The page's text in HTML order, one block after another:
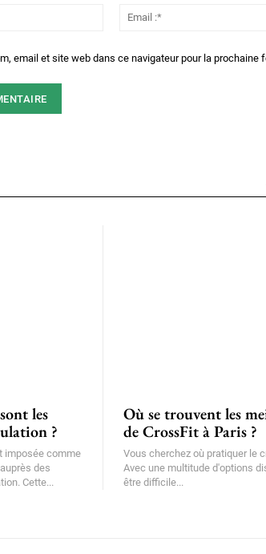
email et site web dans ce navigateur pour la prochaine
les
?
imposée comme
des
Cette...
Où se trouvent les
de CrossFit à Paris ?
Vous cherchez où pratiquer le
Avec une multitude d'options
être difficile...